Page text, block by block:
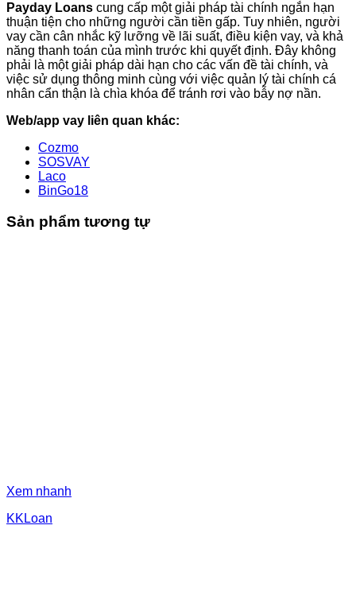
Payday Loans cung cấp một giải pháp tài chính ngắn hạn
thuận tiện cho những người cần tiền gấp. Tuy nhiên, người
vay cần cân nhắc kỹ lưỡng về lãi suất, điều kiện vay, và khả
năng thanh toán của mình trước khi quyết định. Đây không
phải là một giải pháp dài hạn cho các vấn đề tài chính, và
việc sử dụng thông minh cùng với việc quản lý tài chính cá
nhân cẩn thận là chìa khóa để tránh rơi vào bẫy nợ nần.
Web/app vay liên quan khác:
Cozmo
SOSVAY
Laco
BinGo18
Sản phẩm tương tự
Xem nhanh
KKLoan